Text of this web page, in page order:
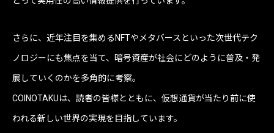
さらに、近年注目を集めるNFTやメタバースといった次世代テク
ノロジーにも焦点を当て、暗号資産が社会にどのように普及・発
展していくのかを多角的に考察。
COINOTAKUは、読者の皆様とともに、仮想通貨が当たり前に使
われる新しい世界の実現を目指しています。